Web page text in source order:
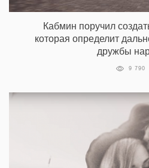
Кабмин поручил
которая определит
дружбы
9 790